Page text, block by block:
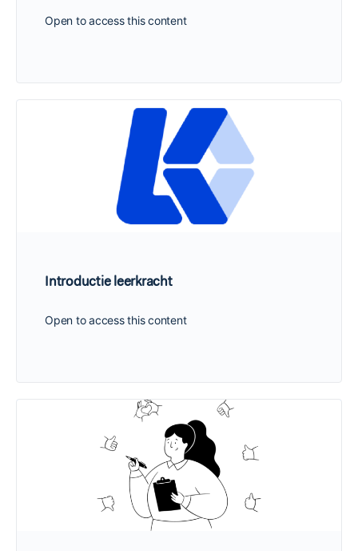
Open to access this content
Introductie leerkracht
Open to access this content